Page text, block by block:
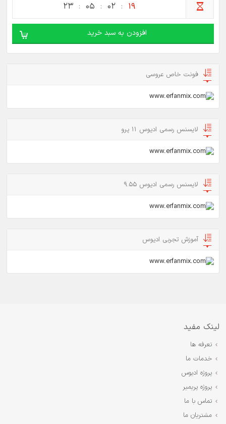
23 05 02 19
افزودن به سبد خرید
فونت خاص عروسی
لایسنس رسمی ادیوس 11 پرو
لایسنس رسمی ادیوس 9.55
آموزش تجربی ادیوس
لینک مفید
تعرفه ها
خدمات ما
پروژه ادیوس
پروژه پریمیر
تماس با ما
مشتریان ما